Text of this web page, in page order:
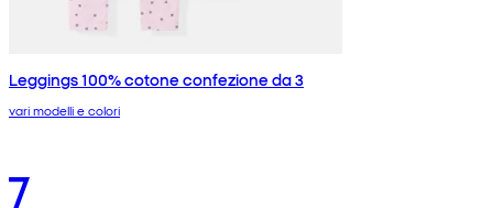
Leggings 100% cotone confezione da 3
vari modelli e colori
7